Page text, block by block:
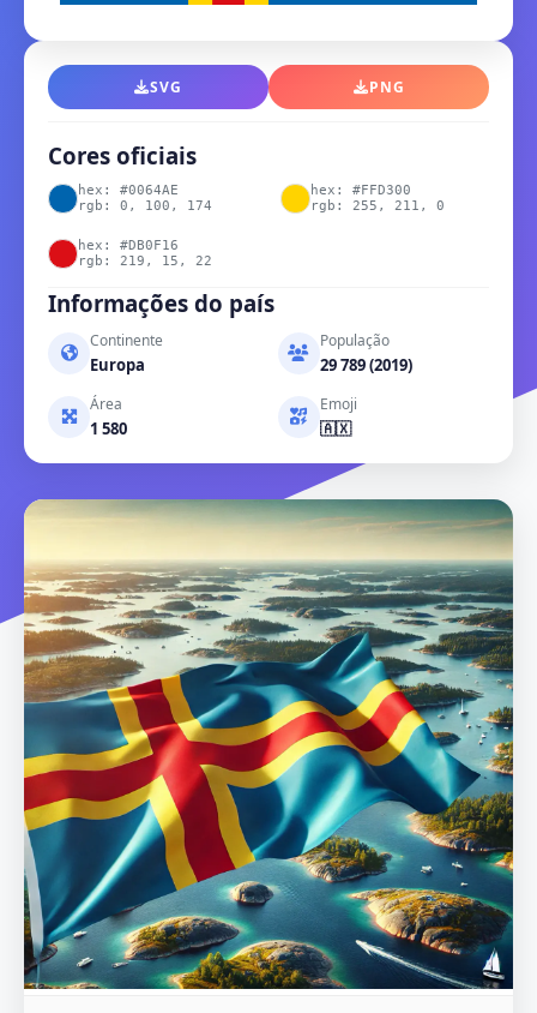
SVG PNG
Cores oficiais
hex: #0064AE
rgb: 0, 100, 174
hex: #FFD300
rgb: 255, 211, 0
hex: #DB0F16
rgb: 219, 15, 22
Informações do país
Continente
Europa
População
29 789 (2019)
Área
1 580
Emoji
🇦🇽